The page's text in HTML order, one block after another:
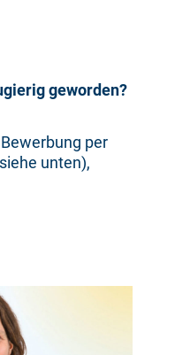
geworden?
per
unten),